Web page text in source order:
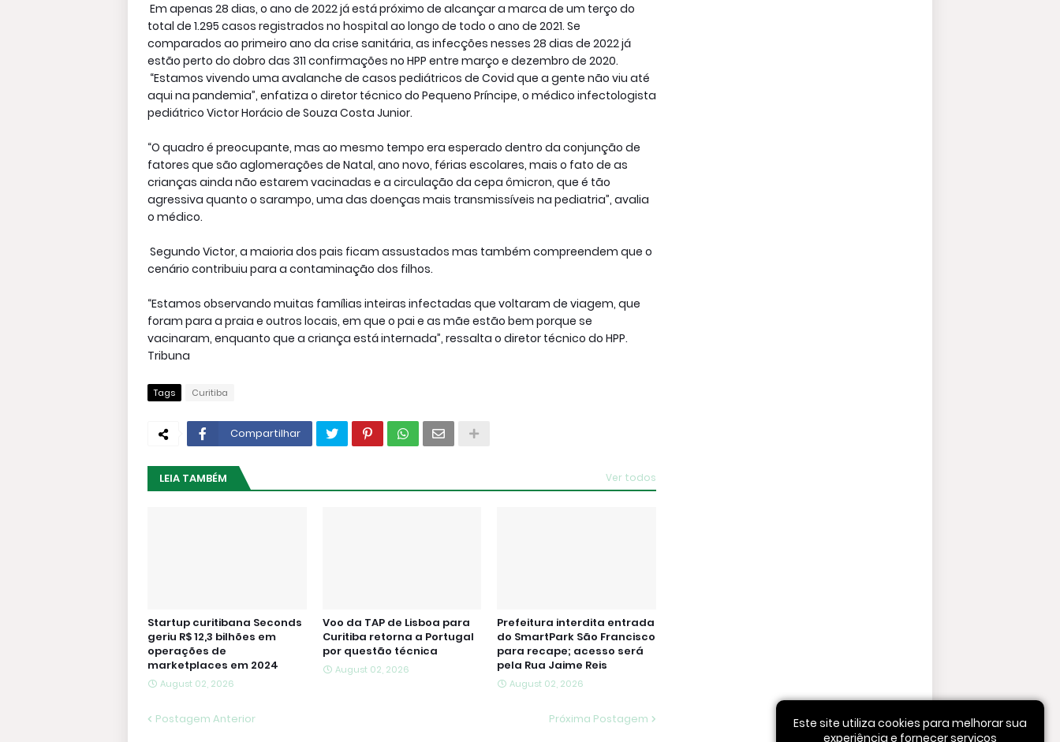
Em apenas 28 dias, o ano de 2022 já está próximo de alcançar a marca de um terço do
total de 1.295 casos registrados no hospital ao longo de todo o ano de 2021. Se
comparados ao primeiro ano da crise sanitária, as infecções nesses 28 dias de 2022 já
estão perto do dobro das 311 confirmações no HPP entre março e dezembro de 2020.
“Estamos vivendo uma avalanche de casos pediátricos de Covid que a gente não viu até
aqui na pandemia”, enfatiza o diretor técnico do Pequeno Príncipe, o médico infectologista
pediátrico Victor Horácio de Souza Costa Junior.
“O quadro é preocupante, mas ao mesmo tempo era esperado dentro da conjunção de
fatores que são aglomerações de Natal, ano novo, férias escolares, mais o fato de as
crianças ainda não estarem vacinadas e a circulação da cepa ômicron, que é tão
agressiva quanto o sarampo, uma das doenças mais transmissíveis na pediatria”, avalia
o médico.
Segundo Victor, a maioria dos pais ficam assustados mas também compreendem que o
cenário contribuiu para a contaminação dos filhos.
“Estamos observando muitas famílias inteiras infectadas que voltaram de viagem, que
foram para a praia e outros locais, em que o pai e as mãe estão bem porque se
vacinaram, enquanto que a criança está internada”, ressalta o diretor técnico do HPP.
Tribuna
Tags Curitiba
Compartilhar
LEIA TAMBÉM Ver todos
Startup curitibana Seconds
geriu R$ 12,3 bilhões em
operações de
marketplaces em 2024
August 02, 2026
Voo da TAP de Lisboa para
Curitiba retorna a Portugal
por questão técnica
August 02, 2026
Prefeitura interdita entrada
do SmartPark São Francisco
para recape; acesso será
pela Rua Jaime Reis
August 02, 2026
Postagem Anterior Próxima Postagem
Este site utiliza cookies para melhorar sua
experiência e fornecer serviços